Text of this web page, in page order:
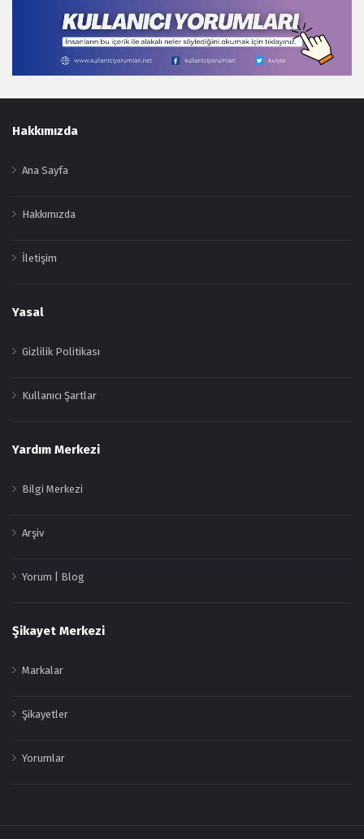
Footer
Hakkımızda
Ana Sayfa
Hakkımızda
İletişim
Yasal
Gizlilik Politikası
Kullanıcı Şartlar
Yardım Merkezi
Bilgi Merkezi
Arşiv
Yorum | Blog
Şikayet Merkezi
Markalar
Şikayetler
Yorumlar